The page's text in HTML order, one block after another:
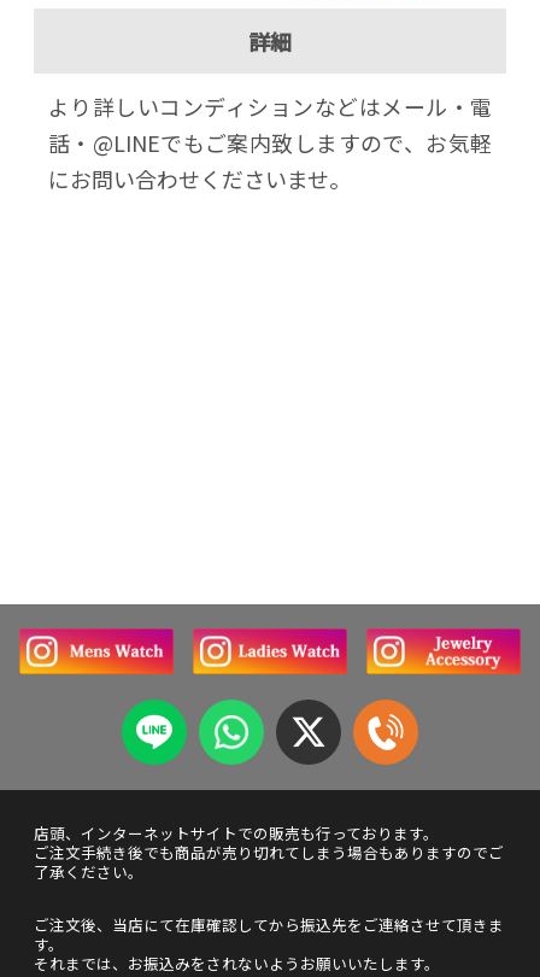
詳細
より詳しいコンディションなどはメール・電
話・@LINEでもご案内致しますので、お気軽
にお問い合わせくださいませ。
店頭、インターネットサイトでの販売も行っております。
ご注文手続き後でも商品が売り切れてしまう場合もありますのでご
了承ください。
ご注文後、当店にて在庫確認してから振込先をご連絡させて頂きま
す。
それまでは、お振込みをされないようお願いいたします。